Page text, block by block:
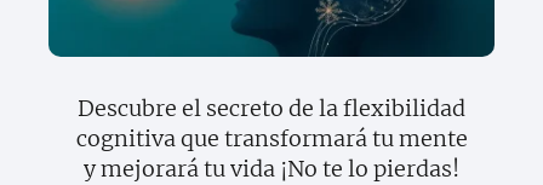
Descubre el secreto de la flexibilidad
cognitiva que transformará tu mente
y mejorará tu vida ¡No te lo pierdas!